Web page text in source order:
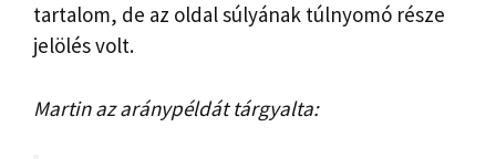
tartalom, de az oldal súlyának túlnyomó része
jelölés volt.
Martin az aránypéldát tárgyalta: